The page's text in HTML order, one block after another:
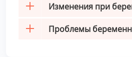
Изменения при
Проблемы